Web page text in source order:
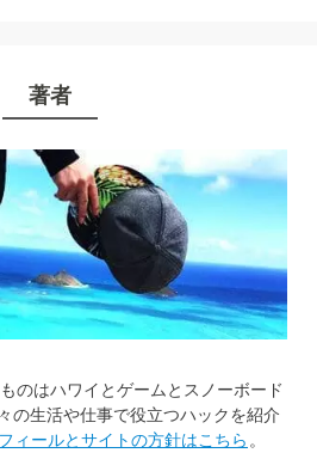
著者
のはハワイとゲームとスノーボード
の生活や仕事で役立つハックを紹介
ィールとサイトの方針はこちら 。